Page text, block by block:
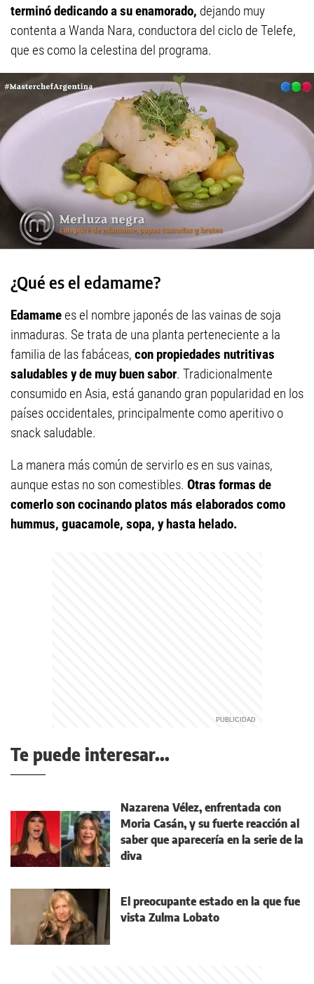
terminó dedicando a su enamorado, dejando muy
contenta a Wanda Nara, conductora del ciclo de Telefe,
que es como la celestina del programa.
¿Qué es el edamame?
Edamamees el nombre japonés de las vainas de soja
inmaduras. Se trata de una planta perteneciente a la
familia de las fabáceas, con propiedades nutritivas
saludables y de muy buen sabor. Tradicionalmente
consumido en Asia, está ganando gran popularidad en los
países occidentales, principalmente como aperitivo o
snack saludable.
La manera más común de servirlo es en sus vainas,
aunque estas no son comestibles. Otras formas de
comerlo son cocinando platos más elaborados como
hummus, guacamole, sopa, y hasta helado.
Te puede interesar...
Nazarena Vélez, enfrentada con
Moria Casán, y su fuerte reacción al
saber que aparecería en la serie de la
diva
El preocupante estado en la que fue
vista Zulma Lobato